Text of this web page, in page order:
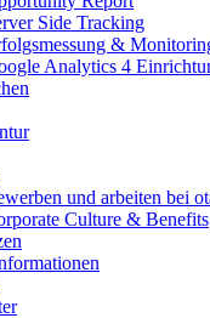
Side Tracking
&
Analytics 4
und arbeiten bei
Culture & Benefits